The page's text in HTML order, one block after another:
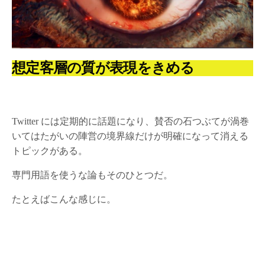
想定客層の質が表現をきめる
Twitter には定期的に話題になり、賛否の石つぶてが渦巻
いてはたがいの陣営の境界線だけが明確になって消える
トピックがある。
専門用語を使うな論もそのひとつだ。
たとえばこんな感じに。